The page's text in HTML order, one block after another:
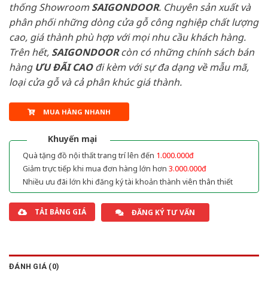
thống ShowroomSAIGONDOOR. Chuyên sản xuất và
phân phối những dòng cửa gỗ công nghiệp chất lượng
cao, giá thành phù hợp với mọi nhu cầu khách hàng.
Trên hết, SAIGONDOORcòn có những chính sách bán
hàng ƯU ĐÃI CAOđi kèm với sự đa dạng về mẫu mã,
loại cửa gỗ và cả phân khúc giá thành.
MUA HÀNG NHANH
Khuyến mại
Quà tặng đồ nội thất trang trí lên đến 1.000.000đ
Giảm trực tiếp khi mua đơn hàng lớn hơn 3.000.000đ
Nhiều ưu đãi lớn khi đăng ký tài khoản thành viên thân thiết
TẢI BẢNG GIÁ ĐĂNG KÝ TƯ VẤN
ĐÁNH GIÁ (0)